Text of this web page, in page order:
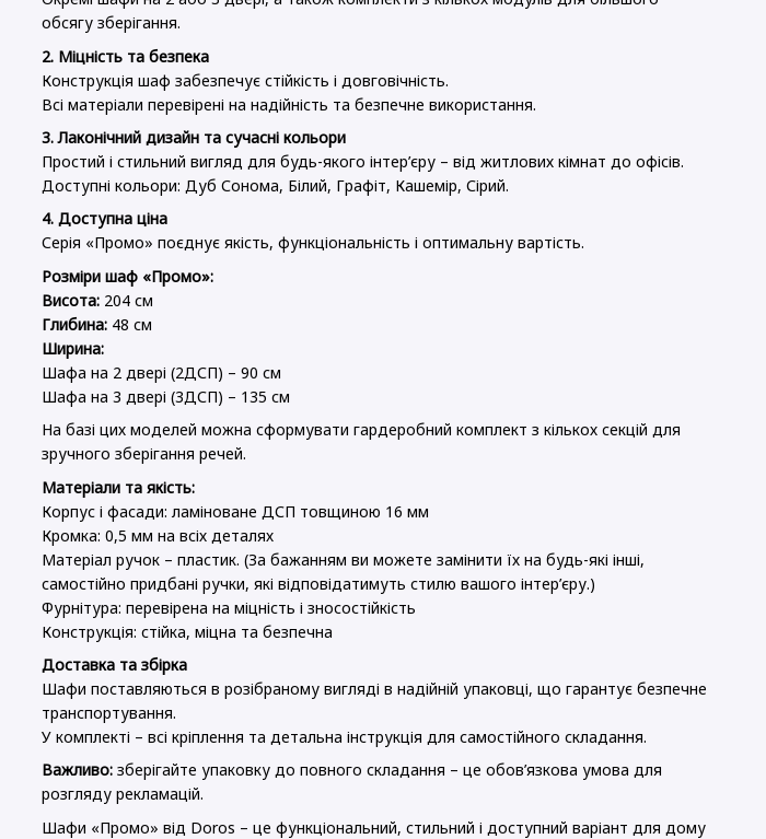
обсягу зберігання.
2. Міцність та безпека
Конструкція шаф забезпечує стійкість і довговічність.
Всі матеріали перевірені на надійність та безпечне використання.
3. Лаконічний дизайн та сучасні кольори
Простий і стильний вигляд для будь-якого інтер’єру – від житлових кімнат до офісів.
Доступні кольори: Дуб Сонома, Білий, Графіт, Кашемір, Сірий.
4. Доступна ціна
Серія «Промо» поєднує якість, функціональність і оптимальну вартість.
Розміри шаф «Промо»:
Висота: 204 см
Глибина: 48 см
Ширина:
Шафа на 2 двері (2ДСП) – 90 см
Шафа на 3 двері (3ДСП) – 135 см
На базі цих моделей можна сформувати гардеробний комплект з кількох секцій для
зручного зберігання речей.
Матеріали та якість:
Корпус і фасади: ламіноване ДСП товщиною 16 мм
Кромка: 0,5 мм на всіх деталях
Матеріал ручок – пластик. (За бажанням ви можете замінити їх на будь-які інші,
самостійно придбані ручки, які відповідатимуть стилю вашого інтер’єру.)
Фурнітура: перевірена на міцність і зносостійкість
Конструкція: стійка, міцна та безпечна
Доставка та збірка
Шафи поставляються в розібраному вигляді в надійній упаковці, що гарантує безпечне
транспортування.
У комплекті – всі кріплення та детальна інструкція для самостійного складання.
Важливо: зберігайте упаковку до повного складання – це обов’язкова умова для
розгляду рекламацій.
Шафи «Промо» від Doros – це функціональний, стильний і доступний варіант для дому